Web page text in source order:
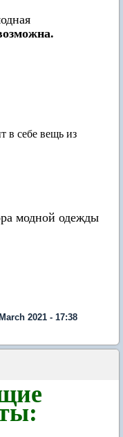
в себе вещь из
модной одежды
2021 - 17:38